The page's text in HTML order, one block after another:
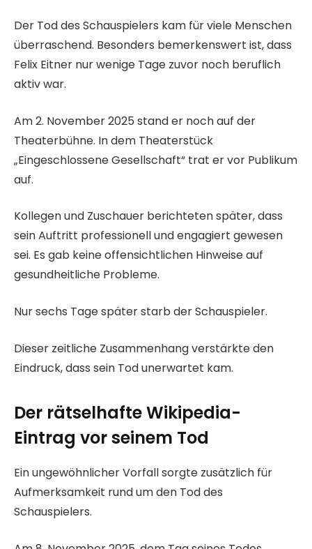
Der Tod des Schauspielers kam für viele Menschen
überraschend. Besonders bemerkenswert ist, dass
Felix Eitner nur wenige Tage zuvor noch beruflich
aktiv war.
Am 2. November 2025 stand er noch auf der
Theaterbühne. In dem Theaterstück
„Eingeschlossene Gesellschaft“ trat er vor Publikum
auf.
Kollegen und Zuschauer berichteten später, dass
sein Auftritt professionell und engagiert gewesen
sei. Es gab keine offensichtlichen Hinweise auf
gesundheitliche Probleme.
Nur sechs Tage später starb der Schauspieler.
Dieser zeitliche Zusammenhang verstärkte den
Eindruck, dass sein Tod unerwartet kam.
Der rätselhafte Wikipedia-
Eintrag vor seinem Tod
Ein ungewöhnlicher Vorfall sorgte zusätzlich für
Aufmerksamkeit rund um den Tod des
Schauspielers.